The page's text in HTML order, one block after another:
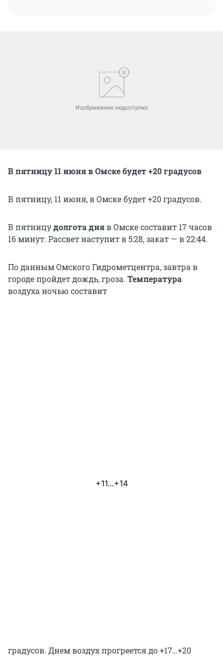
В пятницу 11 июня в Омске будет +20 градусов
В пятницу, 11 июня, в Омске будет +20 градусов.
В пятницудолгота дняв Омске составит 17 часов
16 минут. Рассвет наступит в 5:28, закат — в 22:44.
По данным Омского Гидрометцентра, завтра в
городе пройдет дождь, гроза. Температура
воздуха ночью составит
+11…+14
градусов. Днем воздух прогреется до +17…+20